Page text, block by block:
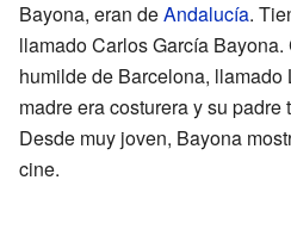
Bayona, eran deAndalucía.
llamado Carlos García
humilde de Barcelona, llamado
madre era costurera y su padre
Desde muy joven, Bayona
cine.